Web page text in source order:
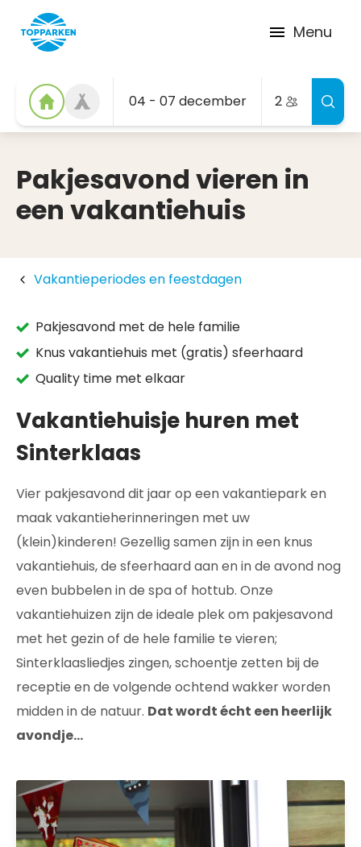
Menu
04 - 07 december 2
Pakjesavond vieren in
een vakantiehuis
Vakantieperiodes en feestdagen
Pakjesavond met de hele familie
Knus vakantiehuis met (gratis) sfeerhaard
Quality time met elkaar
Vakantiehuisje huren met
Sinterklaas
Vier pakjesavond dit jaar op een vakantiepark en
maak vakantieherinneringen met uw
(klein)kinderen! Gezellig samen zijn in een knus
vakantiehuis, de sfeerhaard aan en in de avond nog
even bubbelen in de spa of hottub. Onze
vakantiehuizen zijn de ideale plek om pakjesavond
met het gezin of de hele familie te vieren;
Sinterklaasliedjes zingen, schoentje zetten bij de
receptie en de volgende ochtend wakker worden
midden in de natuur. Dat wordt écht een heerlijk
avondje...